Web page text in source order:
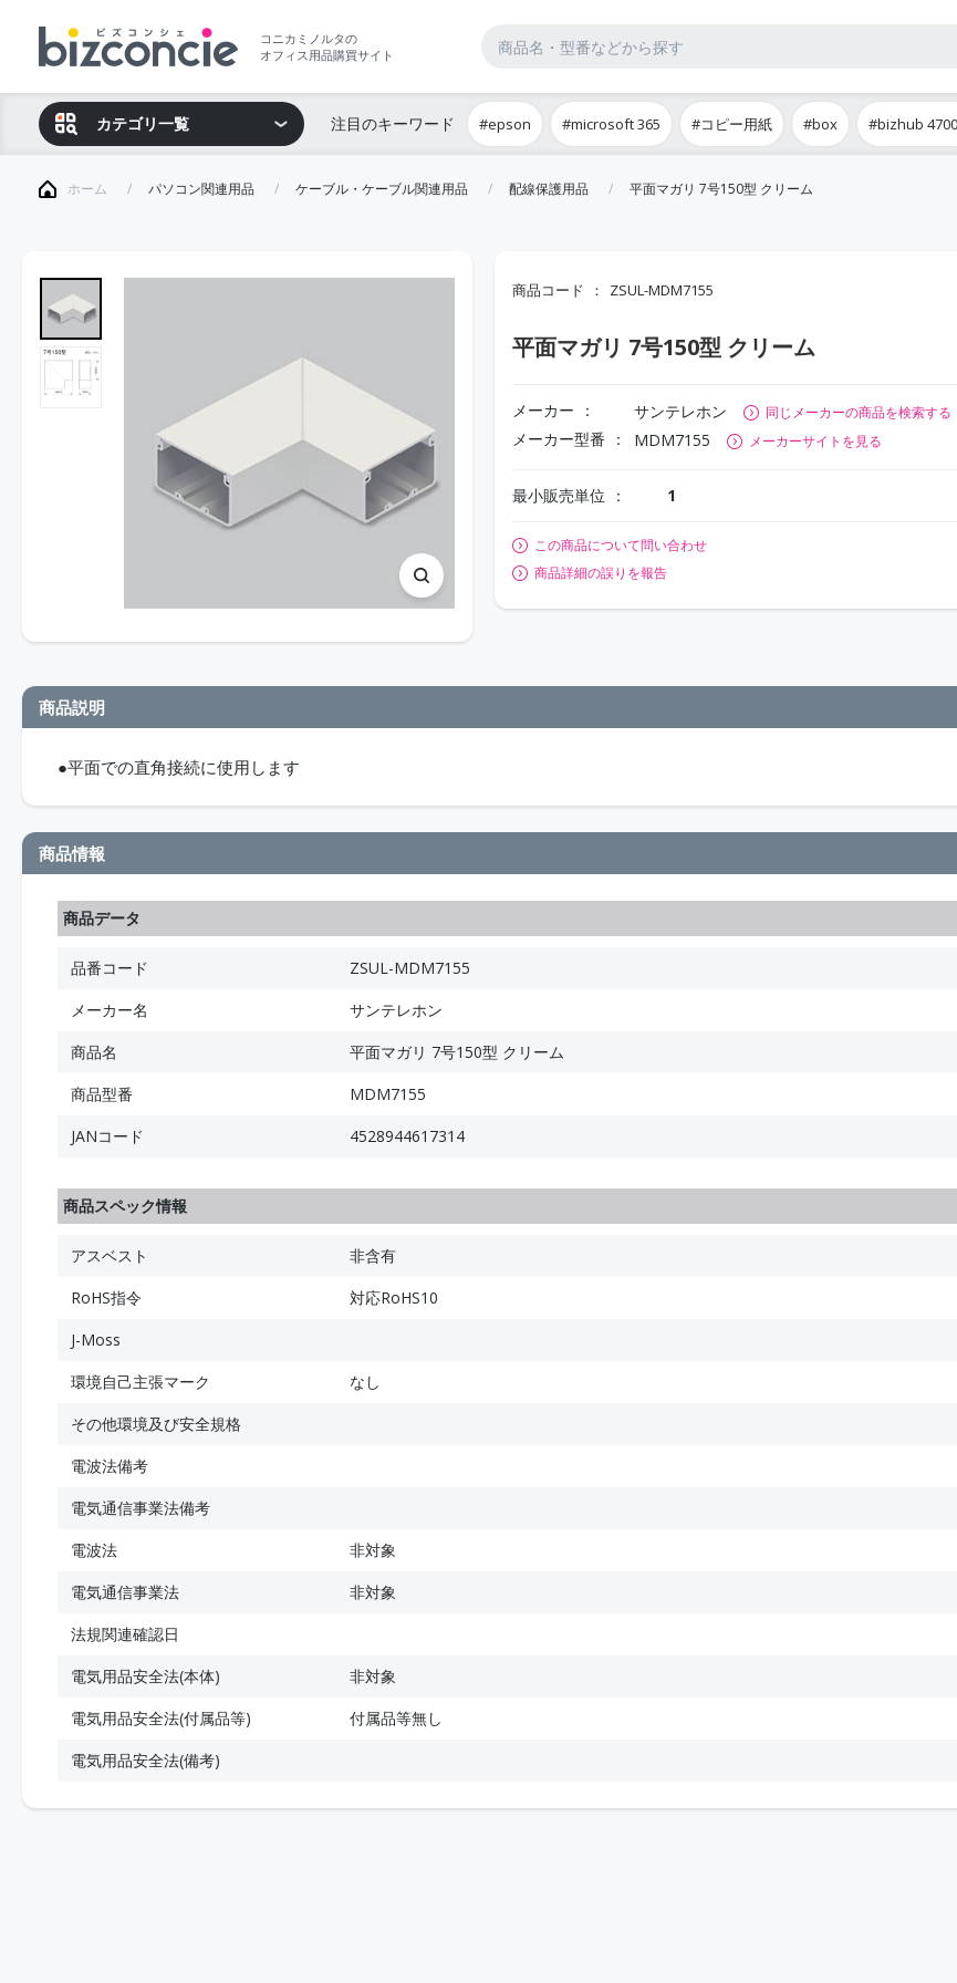
コニカミノルタの
オフィス用品購買サイト
カテゴリ一覧 注目のキーワード #epson #microsoft 365 #コピー用紙 #box #bizhub
ホーム パソコン関連用品 ケーブル・ケーブル関連用品 配線保護用品 平面マガリ 7号150型 クリーム
商品コード ZSUL-MDM7155
平面マガリ 7号150型 クリーム
メーカー サンテレホン 同じメーカーの商品を検索する
メーカー型番 MDM7155 メーカーサイトを見る
最小販売単位 1
この商品について問い合わせ
商品詳細の誤りを報告
商品説明
●平面での直角接続に使用します
商品情報
商品データ
品番コード
ZSUL-MDM7155
メーカー名
サンテレホン
商品名
平面マガリ 7号150型 クリーム
商品型番
MDM7155
JANコード
4528944617314
商品スペック情報
アスベスト
非含有
RoHS指令
対応RoHS10
J-Moss
環境自己主張マーク
なし
その他環境及び安全規格
電波法備考
電気通信事業法備考
電波法
非対象
電気通信事業法
非対象
法規関連確認日
電気用品安全法(本体)
非対象
電気用品安全法(付属品等)
付属品等無し
電気用品安全法(備考)